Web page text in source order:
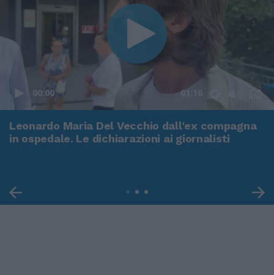
00:00 01:16
Leonardo Maria Del Vecchio dall'ex compagna
in ospedale. Le dichiarazioni ai giornalisti